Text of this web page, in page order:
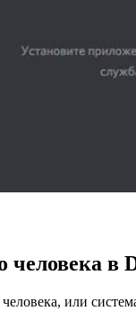
человека в
или